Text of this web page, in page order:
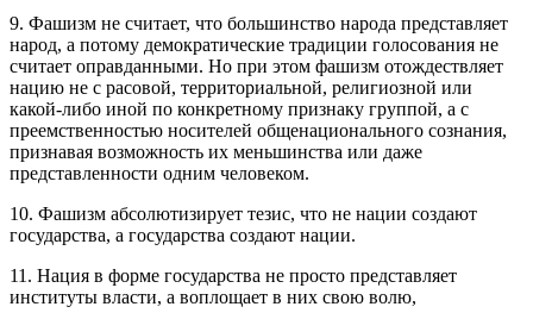
9. Фашизм не считает, что большинство народа представляет
народ, а потому демократические традиции голосования не
считает оправданными. Но при этом фашизм отождествляет
нацию не с расовой, территориальной, религиозной или
какой-либо иной по конкретному признаку группой, а с
преемственностью носителей общенационального сознания,
признавая возможность их меньшинства или даже
представленности одним человеком.
10. Фашизм абсолютизирует тезис, что не нации создают
государства, а государства создают нации.
11. Нация в форме государства не просто представляет
институты власти, а воплощает в них свою волю,